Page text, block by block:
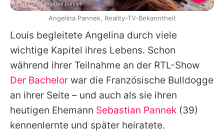
Louis begleitete Angelina durch viele
wichtige Kapitel ihres Lebens. Schon
während ihrer Teilnahme an der RTL-Show
Der Bachelor war die Französische Bulldogge
an ihrer Seite – und auch als sie ihren
heutigen Ehemann Sebastian Pannek (39)
kennenlernte und später heiratete.
Instagram / angelina.pannek
Angelina Pannek, Reality-TV-Bekanntheit